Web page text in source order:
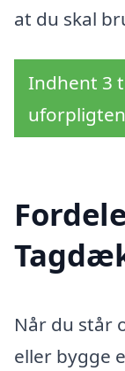
at du skal
Indhent 3
Når du står
eller bygge